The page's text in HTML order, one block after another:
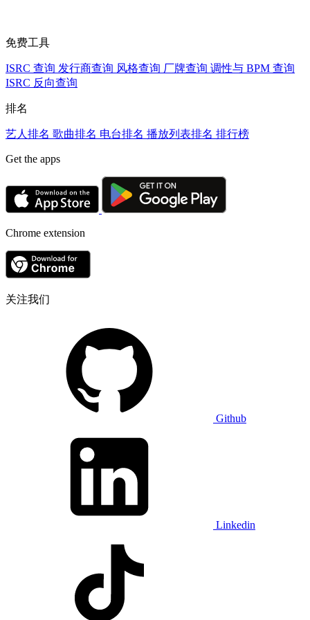
免费工具
ISRC 查询 发行商查询 风格查询 厂牌查询 调性与 BPM 查询
ISRC 反向查询
排名
艺人排名 歌曲排名 电台排名 播放列表排名 排行榜
Get the apps
Chrome extension
关注我们
Github
Linkedin